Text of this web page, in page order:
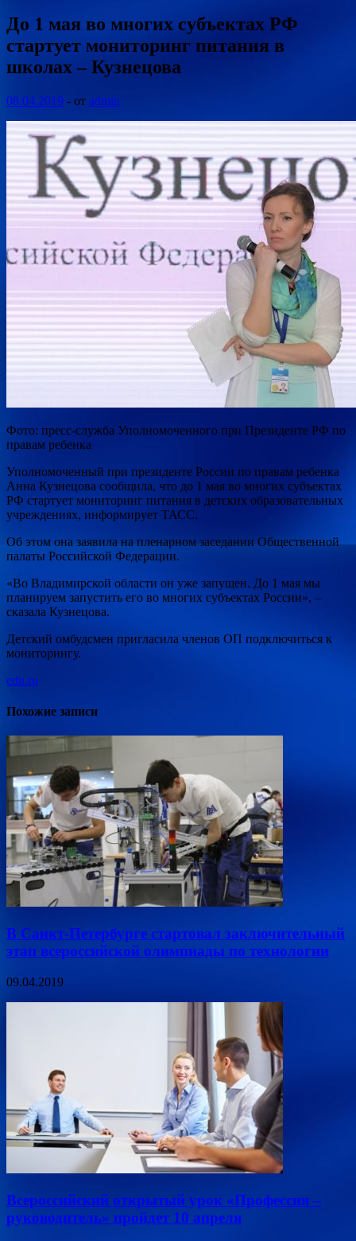
До 1 мая во многих субъектах РФ
стартует мониторинг питания в
школах – Кузнецова
08.04.2019 - от admin
Фото: пресс-служба Уполномоченного при Президенте РФ по
правам ребенка
Уполномоченный при президенте России по правам ребенка
Анна Кузнецова сообщила, что до 1 мая во многих субъектах
РФ стартует мониторинг питания в детских образовательных
учреждениях, информирует ТАСС.
Об этом она заявила на пленарном заседании Общественной
палаты Российской Федерации.
«Во Владимирской области он уже запущен. До 1 мая мы
планируем запустить его во многих субъектах России», –
сказала Кузнецова.
Детский омбудсмен пригласила членов ОП подключиться к
мониторингу.
edu.ru
Похожие записи
В Санкт-Петербурге стартовал заключительный
этап всероссийской олимпиады по технологии
09.04.2019
Всероссийский открытый урок «Профессия –
руководитель» пройдет 10 апреля